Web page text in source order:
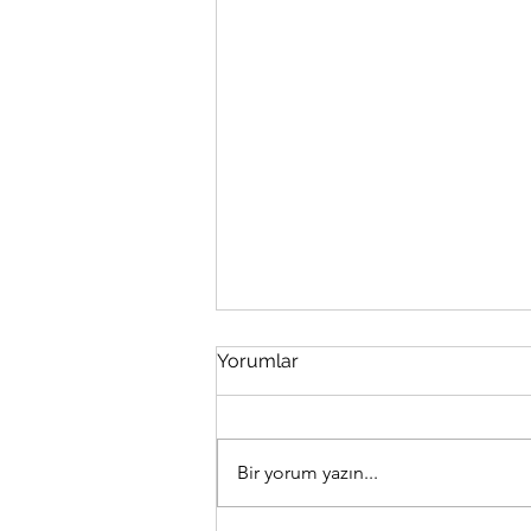
Yorumlar
Bir yorum yazın...